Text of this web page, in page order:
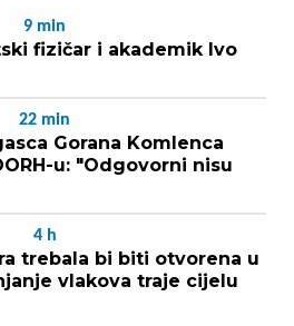
9 min
fizičar i akademik Ivo
22 min
Gorana Komlenca
u: "Odgovorni nisu
4 h
trebala bi biti otvorena u
vlakova traje cijelu